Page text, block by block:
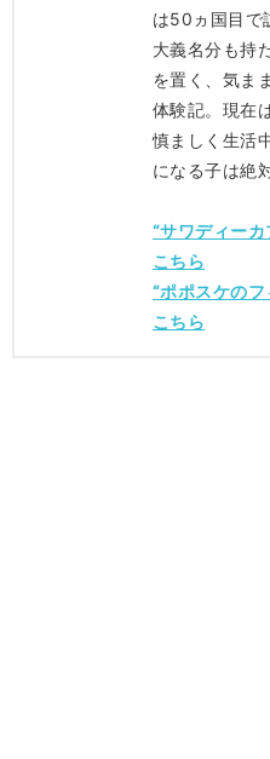
は50ヵ国目で
大義名分も持
を置く、気ま
体験記。現在
慎ましく生活
になる子は絶
“サワディー
こちら
“ポポスケの
こちら